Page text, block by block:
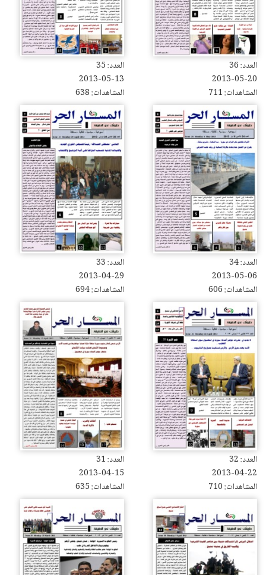
العدد: 36
2013-05-20
المشاهدات: 711
العدد: 35
2013-05-13
المشاهدات: 638
العدد: 34
2013-05-06
المشاهدات: 606
العدد: 33
2013-04-29
المشاهدات: 694
العدد: 32
2013-04-22
المشاهدات: 710
العدد: 31
2013-04-15
المشاهدات: 635